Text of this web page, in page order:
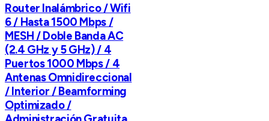
Router Inalámbrico / Wifi
6 / Hasta 1500 Mbps /
MESH / Doble Banda AC
(2.4 GHz y 5 GHz) / 4
Puertos 1000 Mbps / 4
Antenas Omnidireccional
/ Interior / Beamforming
Optimizado /